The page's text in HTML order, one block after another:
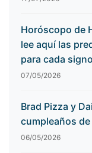
Horóscopo de
lee aquí las
para cada
07/05/2026
Brad Pizza y
cumpleaños
06/05/2026